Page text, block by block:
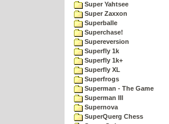
Super Yahtsee
Super Zaxxon
Superballe
Superchase!
Supereversion
Superfly 1k
Superfly 1k+
Superfly XL
Superfrogs
Superman - The Game
Superman III
Supernova
SuperQuerg Chess